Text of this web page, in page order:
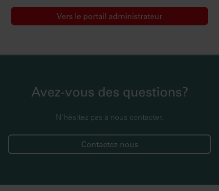
Vers le portail administrateur
Avez-vous des questions?
N'hésitez pas à nous contacter.
Contactez-nous